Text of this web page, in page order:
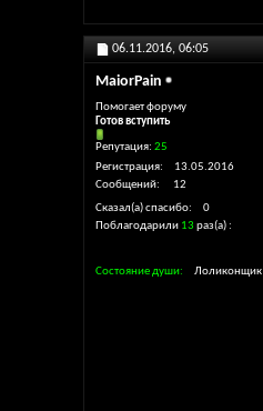
06.11.2016, 06:05
MaiorPain
Помогает форуму
Готов вступить
Репутация: 25
Регистрация
13.05.2016
Сообщений
12
Сказал(а) спасибо
0
Поблагодарили 13 раз(а)
Состояние души Лоликонщик